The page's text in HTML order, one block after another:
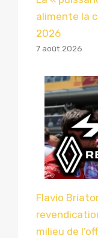
alimente la
2026
7 août 2026
Flavio
milieu de